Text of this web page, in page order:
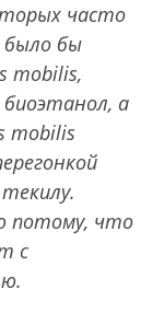
часто
бы
mobilis,
а
mobilis
потому, что
с